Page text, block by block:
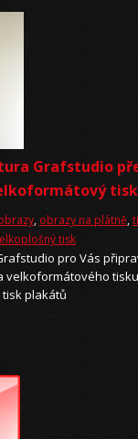
Grafstudio
, obrazy na plátně,
tisk
pro Vás
plakátů